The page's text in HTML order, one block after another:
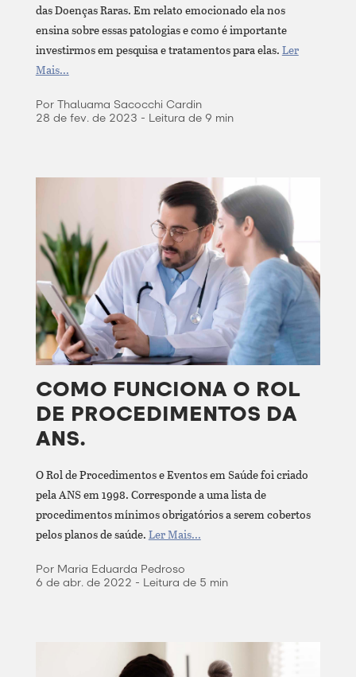
das Doenças Raras. Em relato emocionado ela nos
ensina sobre essas patologias e como é importante
investirmos em pesquisa e tratamentos para elas.Ler
Mais...
Por Thaluama Sacocchi Cardin
28 de fev. de 2023 - Leitura de 9 min
COMO FUNCIONA O ROL
DE PROCEDIMENTOS DA
ANS.
O Rol de Procedimentos e Eventos em Saúde foi criado
pela ANS em 1998. Corresponde a uma lista de
procedimentos mínimos obrigatórios a serem cobertos
pelos planos de saúde.Ler Mais...
Por Maria Eduarda Pedroso
6 de abr. de 2022 - Leitura de 5 min